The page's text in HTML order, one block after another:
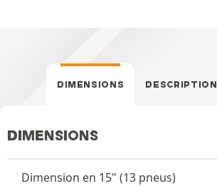
DIMENSIONS DESCRIPTION
DIMENSIONS
Dimension en 15" (13 pneus)